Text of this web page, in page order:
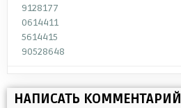
9128177
0614411
5614415
90528648
НАПИСАТЬ КОММЕНТАРИЙ